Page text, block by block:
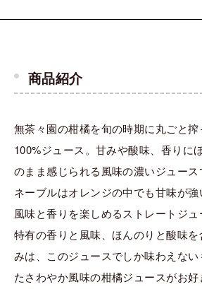
商品紹介
無茶々園の柑橘を旬の時期に丸ごと
100%ジュース。甘みや酸味、香りに
のまま感じられる風味の濃いジュース
ネーブルはオレンジの中でも甘味が
風味と香りを楽しめるストレートジ
特有の香りと風味、ほんのりと酸味
みは、このジュースでしか味わえな
たさわやか風味の柑橘ジュースがお